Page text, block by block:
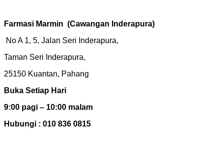
Farmasi Marmin (Cawangan Inderapura)
No A 1, 5, Jalan Seri Inderapura,
Taman Seri Inderapura,
25150 Kuantan, Pahang
Buka Setiap Hari
9:00 pagi – 10:00 malam
Hubungi : 010 836 0815